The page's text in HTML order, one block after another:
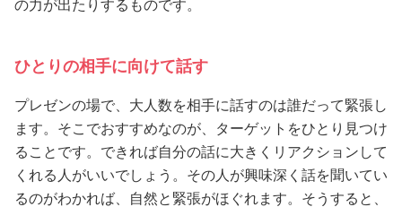
の力が出たりするものです。
ひとりの相手に向けて話す
プレゼンの場で、大人数を相手に話すのは誰だって緊張し
ます。そこでおすすめなのが、ターゲットをひとり見つけ
ることです。できれば自分の話に大きくリアクションして
くれる人がいいでしょう。その人が興味深く話を聞いてい
るのがわかれば、自然と緊張がほぐれます。そうすると、